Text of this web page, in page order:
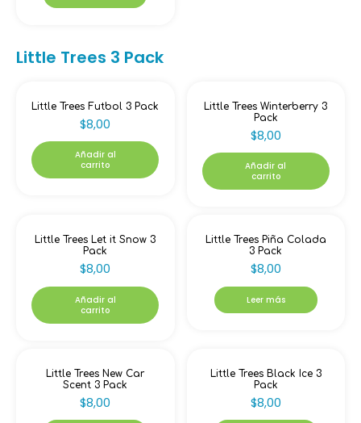
Little Trees 3 Pack
Little Trees Futbol 3 Pack
$8,00
Añadir al
carrito
Little Trees Winterberry 3
Pack
$8,00
Añadir al
carrito
Little Trees Let it Snow 3
Pack
$8,00
Añadir al
carrito
Little Trees Piña Colada
3 Pack
$8,00
Leer más
Little Trees New Car
Scent 3 Pack
$8,00
Little Trees Black Ice 3
Pack
$8,00